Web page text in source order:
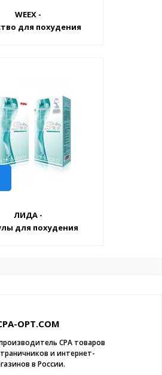
WEEX -
для похудения
ЛИДА -
для похудения
OPT.COM
CPA товаров
и интернет-
в России.